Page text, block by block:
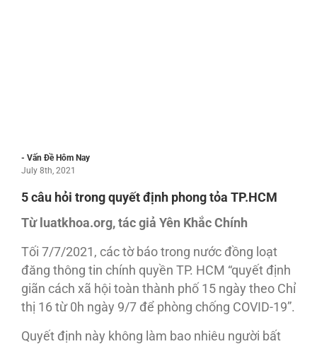
- Vấn Đề Hôm Nay
July 8th, 2021
5 câu hỏi trong quyết định phong tỏa TP.HCM
Từ luatkhoa.org, tác giả Yên Khắc Chính
Tối 7/7/2021, các tờ báo trong nước đồng loạt
đăng thông tin chính quyền TP. HCM “quyết định
giãn cách xã hội toàn thành phố 15 ngày theo Chỉ
thị 16 từ 0h ngày 9/7 để phòng chống COVID-19”.
Quyết định này không làm bao nhiêu người bất